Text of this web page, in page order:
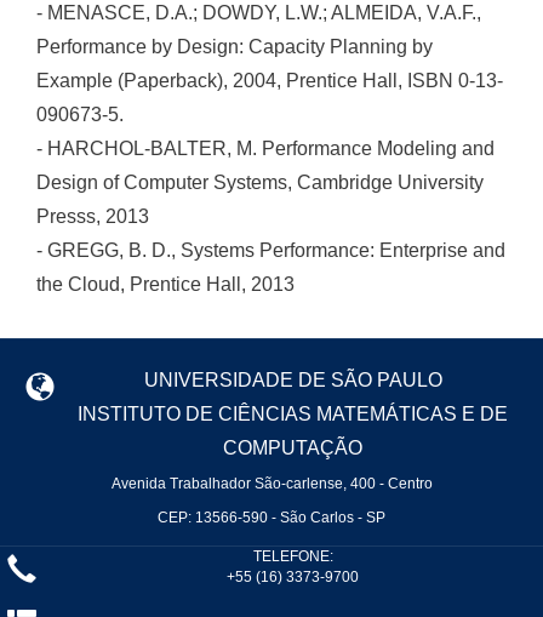
- MENASCE, D.A.; DOWDY, L.W.; ALMEIDA, V.A.F.,
Performance by Design: Capacity Planning by
Example (Paperback), 2004, Prentice Hall, ISBN 0-13-
090673-5.
- HARCHOL-BALTER, M. Performance Modeling and
Design of Computer Systems, Cambridge University
Presss, 2013
- GREGG, B. D., Systems Performance: Enterprise and
the Cloud, Prentice Hall, 2013
UNIVERSIDADE DE SÃO PAULO
INSTITUTO DE CIÊNCIAS MATEMÁTICAS E DE
COMPUTAÇÃO
Avenida Trabalhador São-carlense, 400 - Centro
CEP: 13566-590 - São Carlos - SP
TELEFONE:
+55 (16) 3373-9700